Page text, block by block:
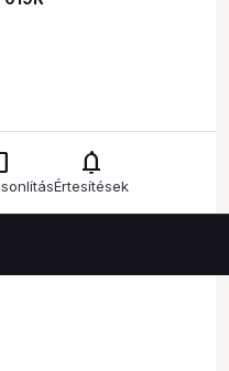
notifications
Értesítések